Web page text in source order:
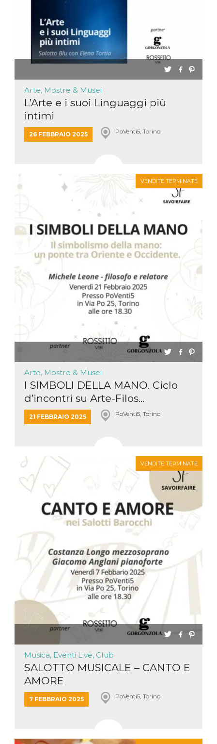
Arte, Mostre & Musei
L’Arte e i suoi Linguaggi più
intimi
26 FEBBRAIO 2025 PoVenti5, Torino
VENDITE TERMINATE
Arte, Mostre & Musei
I SIMBOLI DELLA MANO. Ciclo
d’incontri su Arte-Filos...
21 FEBBRAIO 2025 PoVenti5, Torino
VENDITE TERMINATE
Musica, Eventi Live, Club
SALOTTO MUSICALE – CANTO E
AMORE
7 FEBBRAIO 2025 PoVenti5, Torino